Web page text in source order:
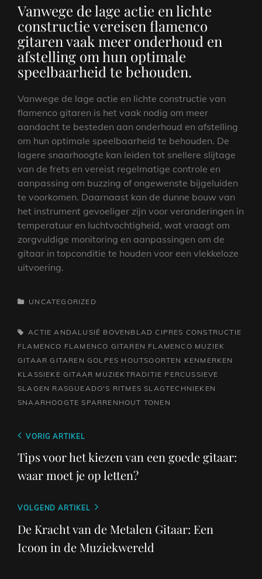
Vanwege de lage actie en lichte
constructie vereisen flamenco
gitaren vaak meer onderhoud en
afstelling om hun optimale
speelbaarheid te behouden.
Vanwege de lage actie en lichte constructie van
flamenco gitaren is het vaak nodig om meer
aandacht te besteden aan onderhoud en afstelling
om hun optimale speelbaarheid te behouden. De
lagere snaarhoogte kan leiden tot snellere slijtage
van de frets en vereist regelmatige controle en
aanpassing om buzzing of ongewenste bijgeluiden
te voorkomen. Daarnaast kan de dunne bouw van
het instrument gevoeliger zijn voor veranderingen in
temperatuur en luchtvochtigheid, wat vraagt om
zorgvuldige monitoring en aanpassingen om de
gitaar in topconditie te houden voor een vlekkeloze
uitvoering.
CATEGORIEËN
UNCATEGORIZED
TAGS,ACTIE ANDALUSIË BOVENBLAD CIPRES CONSTRUCTIE
FLAMENCO FLAMENCO GITAREN FLAMENCO MUZIEK
GITAAR GITAREN GOLPES HOUTSOORTEN KENMERKEN
KLASSIEKE GITAAR MUZIEKTRADITIE PERCUSSIEVE
SLAGEN RASGUEADO'S RITMES SLAGTECHNIEKEN
SNAARHOOGTE SPARRENHOUT TONEN
Berichtnavigatie
Vorig
bericht
VORIG ARTIKEL
Tips voor het kiezen van een goede gitaar:
waar moet je op letten?
Volgend
bericht
VOLGEND ARTIKEL
De Kracht van de Metalen Gitaar: Een
Icoon in de Muziekwereld